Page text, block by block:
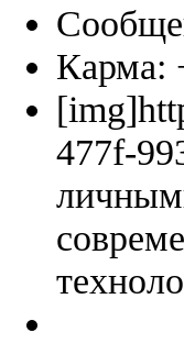
Карма:
477f-